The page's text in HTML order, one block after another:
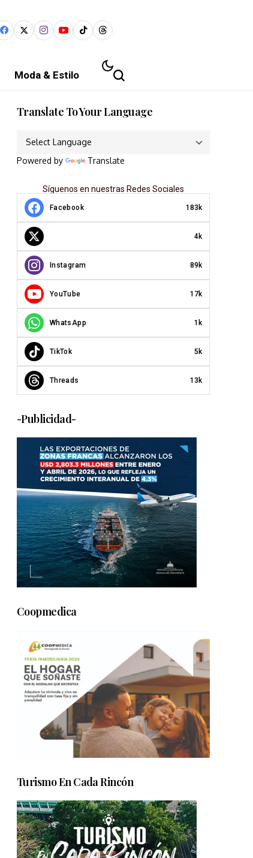
Moda & Estilo
Translate To Your Language
Powered by Translate
Síguenos en nuestras Redes Sociales
Facebook 183k
4k
Instagram 89k
YouTube 17k
WhatsApp 1k
TikTok 5k
Threads 13k
-Publicidad-
Coopmedica
Turismo En Cada Rincón